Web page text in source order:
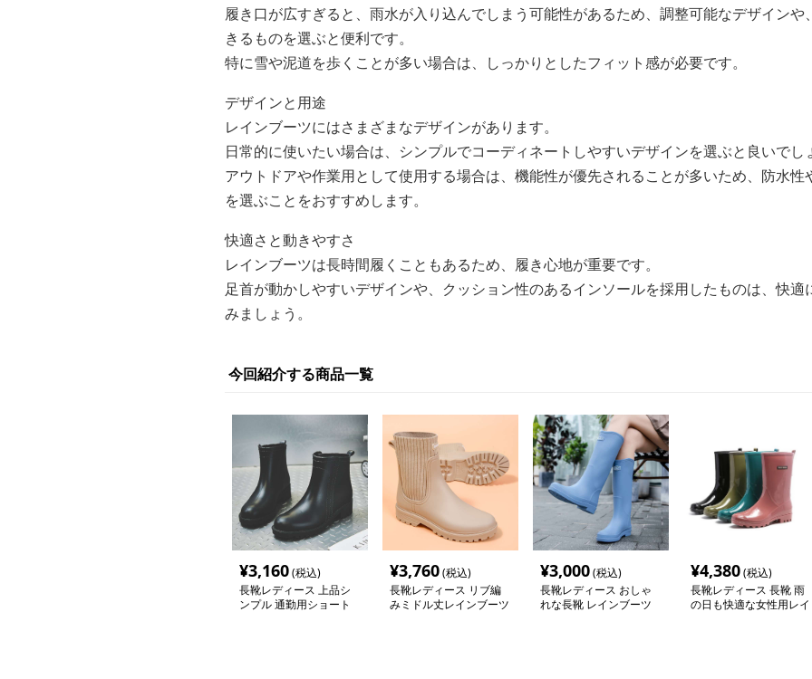
履き口が広すぎると、雨水が入り込んでしまう可能性があるため、調整可能なデザイン
きるものを選ぶと便利です。
特に雪や泥道を歩くことが多い場合は、しっかりとしたフィット感が必要です。
デザインと用途
レインブーツにはさまざまなデザインがあります。
日常的に使いたい場合は、シンプルでコーディネートしやすいデザインを選ぶと良いでし
アウトドアや作業用として使用する場合は、機能性が優先されることが多いため、防水
を選ぶことをおすすめします。
快適さと動きやすさ
レインブーツは長時間履くこともあるため、履き心地が重要です。
足首が動かしやすいデザインや、クッション性のあるインソールを採用したものは、快
みましょう。
今回紹介する商品一覧
¥3,160(税込)
長靴レディース 上品シ
ンプル 通勤用ショート
¥3,760(税込)
長靴レディース リブ編
みミドル丈レインブーツ
¥3,000(税込)
長靴レディース おしゃ
れな長靴 レインブーツ
¥4,380(税込)
長靴レディース 長靴 雨
の日も快適な女性用レイ